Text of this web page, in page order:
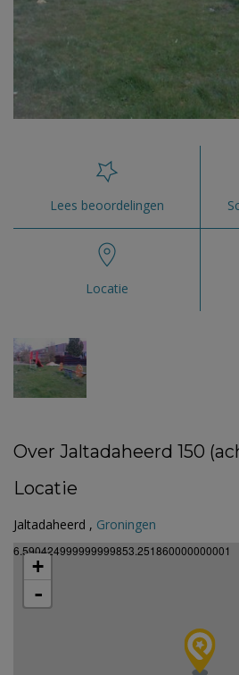
Lees beoordelingen
Locatie
Over Jaltadaheerd 150
Locatie
Jaltadaheerd , Groningen
6.590424999999999853.251860000000001
+
-